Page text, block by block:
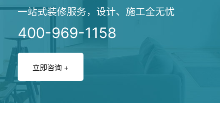
一站式装修服务，设计、施工全无忧
400-969-1158
立即咨询 +